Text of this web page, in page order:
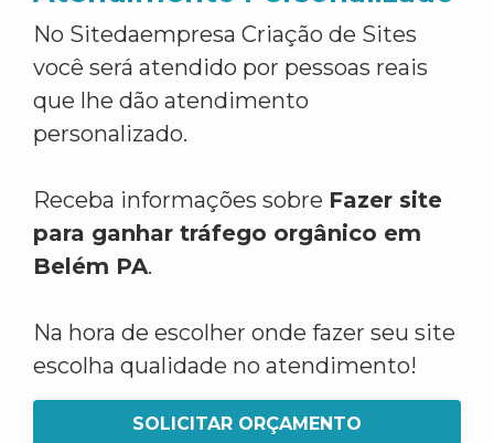
No Sitedaempresa Criação de Sites
você será atendido por pessoas reais
que lhe dão atendimento
personalizado.
Receba informações sobre Fazer site
para ganhar tráfego orgânico em
Belém PA.
Na hora de escolher onde fazer seu site
escolha qualidade no atendimento!
SOLICITAR ORÇAMENTO